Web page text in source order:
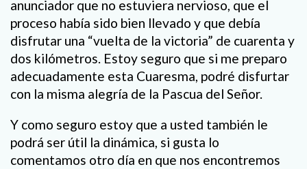
anunciador que no estuviera nervioso, que el
proceso había sido bien llevado y que debía
disfrutar una “vuelta de la victoria” de cuarenta y
dos kilómetros. Estoy seguro que si me preparo
adecuadamente esta Cuaresma, podré disfurtar
con la misma alegría de la Pascua del Señor.
Y como seguro estoy que a usted también le
podrá ser útil la dinámica, si gusta lo
comentamos otro día en que nos encontremos